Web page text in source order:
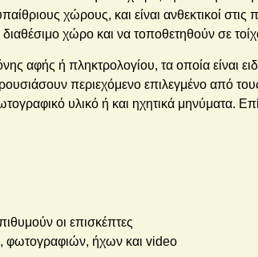
χώρους, και είναι ανθεκτικοί
χώρο και να τοποθετηθούν σε
αφής ή πληκτρολογίου, τα οποία είναι
περιεχόμενο επιλεγμένο από
υλικό ή και ηχητικά μηνύματα.
οι επισκέπτες
φωτογραφιών, ήχων και video